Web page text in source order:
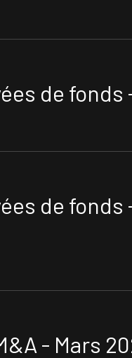
de fonds
de fonds
- Mars